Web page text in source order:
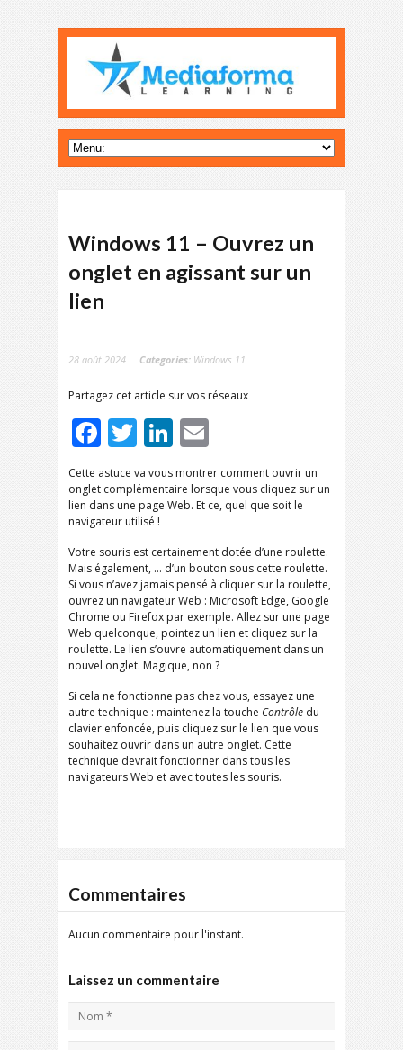
Windows 11 – Ouvrez un
onglet en agissant sur un
lien
28 août 2024 Categories: Windows 11
Partagez cet article sur vos réseaux
Facebook
TwitterLinkedIn
Cette astuce va vous montrer comment ouvrir un
onglet complémentaire lorsque vous cliquez sur un
lien dans une page Web. Et ce, quel que soit le
navigateur utilisé !
Votre souris est certainement dotée d’une roulette.
Mais également, … d’un bouton sous cette roulette.
Si vous n’avez jamais pensé à cliquer sur la roulette,
ouvrez un navigateur Web : Microsoft Edge, Google
Chrome ou Firefox par exemple. Allez sur une page
Web quelconque, pointez un lien et cliquez sur la
roulette. Le lien s’ouvre automatiquement dans un
nouvel onglet. Magique, non ?
Si cela ne fonctionne pas chez vous, essayez une
autre technique : maintenez la touche Contrôle du
clavier enfoncée, puis cliquez sur le lien que vous
souhaitez ouvrir dans un autre onglet. Cette
technique devrait fonctionner dans tous les
navigateurs Web et avec toutes les souris.
Commentaires
Aucun commentaire pour l'instant.
Laissez un commentaire